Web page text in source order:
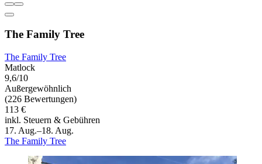
The Family Tree
The Family Tree
Matlock
9,6/10
Außergewöhnlich
(226 Bewertungen)
113 €
inkl. Steuern & Gebühren
17. Aug.–18. Aug.
The Family Tree